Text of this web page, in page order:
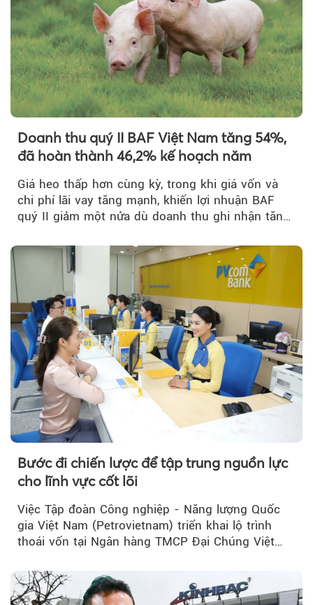
Doanh thu quý II BAF Việt Nam tăng 54%,
đã hoàn thành 46,2% kế hoạch năm
Giá heo thấp hơn cùng kỳ, trong khi giá vốn và
chi phí lãi vay tăng mạnh, khiến lợi nhuận BAF
quý II giảm một nửa dù doanh thu ghi nhận tăng
Bước đi chiến lược để tập trung nguồn lực
cho lĩnh vực cốt lõi
Việc Tập đoàn Công nghiệp - Năng lượng Quốc
gia Việt Nam (Petrovietnam) triển khai lộ trình
thoái vốn tại Ngân hàng TMCP Đại Chúng Việt